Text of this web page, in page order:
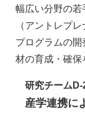
幅広い分野の
（アントレプ
プログラムの開
材の育成・確保
研究チームD-
産学連携に